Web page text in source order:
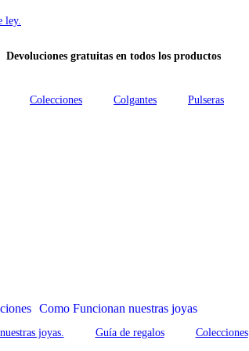
ley.
Devoluciones gratuitas en todos los productos
Colecciones Colgantes Pulseras
Como Funcionan nuestras joyas
joyas. Guía de regalos Colecciones